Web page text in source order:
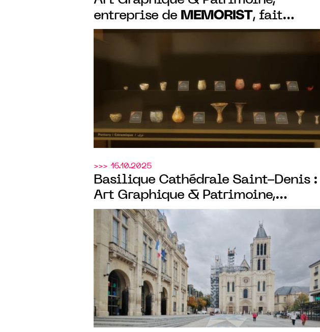
entreprise de MEMORIST, fait
renaitre virtuellement le Musée
>>> 16.10.2025
Basilique Cathédrale Saint-Denis :
Art Graphique & Patrimoine,
entreprise deMEMORIST, signe le
parcours immersif de la Fabrique de
la flèche